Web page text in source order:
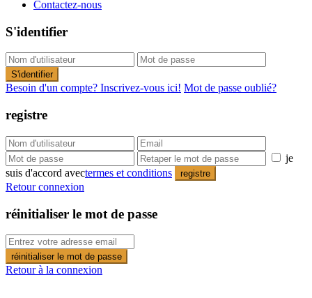
Contactez-nous
S'identifier
S'identifier
Besoin d'un compte? Inscrivez-vous ici! Mot de passe oublié?
registre
je
suis d'accord avectermes et conditions registre
Retour connexion
réinitialiser le mot de passe
réinitialiser le mot de passe
Retour à la connexion